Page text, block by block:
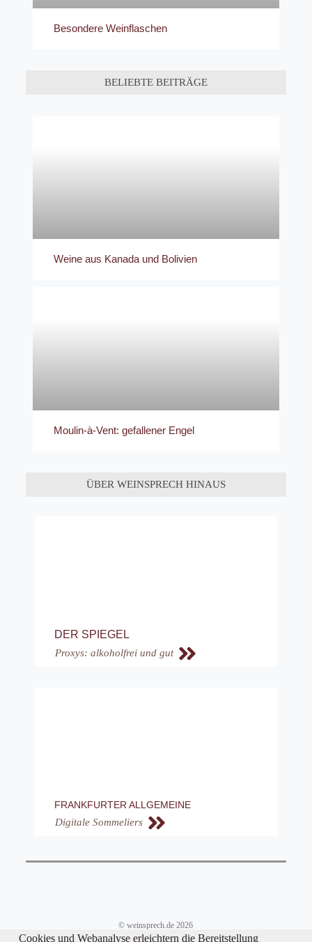
Besondere Weinflaschen
BELIEBTE BEITRÄGE
Weine aus Kanada und Bolivien
Moulin-à-Vent: gefallener Engel
ÜBER WEINSPRECH HINAUS
DER SPIEGEL
Proxys: alkoholfrei und gut
FRANKFURTER ALLGEMEINE
Digitale Sommeliers
© weinsprech.de 2026
Impressum/Datenschutz
Cookies und Webanalyse erleichtern die Bereitstellung